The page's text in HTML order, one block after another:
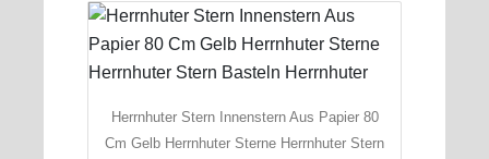
Herrnhuter Stern Innenstern Aus Papier 80
Cm Gelb Herrnhuter Sterne Herrnhuter Stern